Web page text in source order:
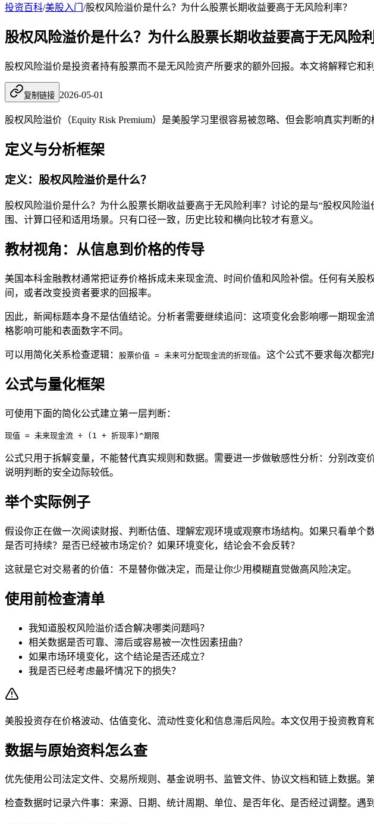
投资百科/美股入门 /股权风险溢价是什么？为什么股票长期收益要高于无风险利率？
股权风险溢价是什么？为什么股票长期收益要高于无风险利
股权风险溢价是投资者持有股票而不是无风险资产所要求的额外回报。本文将解释它和
复制链接 2026-05-01
股权风险溢价（Equity Risk Premium）是美股学习里很容易被忽略、但会影响真实判断
定义与分析框架
定义：股权风险溢价是什么？
股权风险溢价是什么？为什么股票长期收益要高于无风险利率？讨论的是与“股权风险
围、计算口径和适用场景。只有口径一致，历史比较和横向比较才有意义。
教材视角：从信息到价格的传导
美国本科金融教材通常把证券价格拆成未来现金流、时间价值和风险补偿。任何有关
间，或者改变投资者要求的回报率。
因此，新闻标题本身不是估值结论。分析者需要继续追问：这项变化会影响哪一期现
格影响可能和表面数字不同。
可以用简化关系检查逻辑： 股票价值 = 未来可分配现金流的折现值。这个公式不要求每次都完
公式与量化框架
可使用下面的简化公式建立第一层判断：
现值 = 未来现金流 ÷ (1 + 折现率)^期限
公式只用于拆解变量，不能替代真实规则和数据。需要进一步做敏感性分析：分别改
说明判断的安全边际较低。
举个实际例子
假设你正在做一次阅读财报、判断估值、理解宏观环境或观察市场结构。如果只看单个
是否可持续？是否已经被市场定价？如果环境变化，结论会不会反转？
这就是它对交易者的价值：不是替你做决定，而是让你少用模糊直觉做高风险决定。
使用前检查清单
我知道股权风险溢价适合解决哪类问题吗？
相关数据是否可靠、滞后或容易被一次性因素扭曲？
如果市场环境变化，这个结论是否还成立？
我是否已经考虑最坏情况下的损失？
美股投资存在价格波动、估值变化、流动性变化和信息滞后风险。本文仅用于投资教育
数据与原始资料怎么查
优先使用公司法定文件、交易所规则、基金说明书、监管文件、协议文档和链上数据。
检查数据时记录六件事：来源、日期、统计周期、单位、是否年化、是否经过调整。